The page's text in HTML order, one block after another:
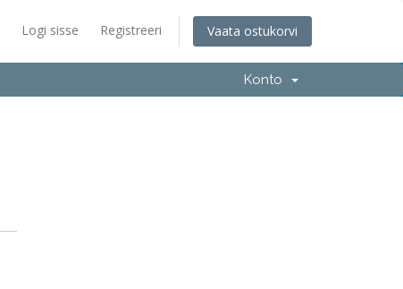
Logi sisse Registreeri Vaata ostukorvi
Konto